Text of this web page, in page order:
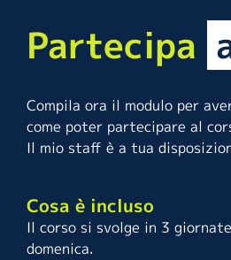
Partecipa
Compila ora il modulo per
come poter partecipare al
Il mio staff è a tua
Cosa è incluso
Il corso si svolge in 3
domenica.